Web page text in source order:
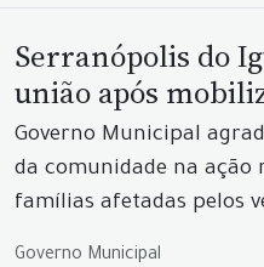
Serranópolis do
união após
Governo Municipal
da comunidade na
famílias afetadas pelos
Governo Municipal